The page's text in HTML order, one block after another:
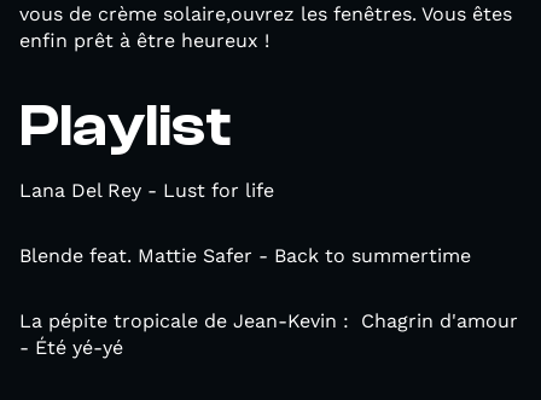
vous de crème solaire,ouvrez les fenêtres. Vous êtes
enfin prêt à être heureux !
Playlist
Lana Del Rey - Lust for life
Blende feat. Mattie Safer - Back to summertime
La pépite tropicale de Jean-Kevin : Chagrin d'amour
- Été yé-yé